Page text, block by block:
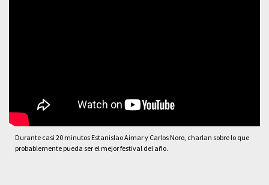
Durante casi 20 minutos Estanislao Aimar y Carlos Noro, charlan sobre lo que
probablemente pueda ser el mejor festival del año.